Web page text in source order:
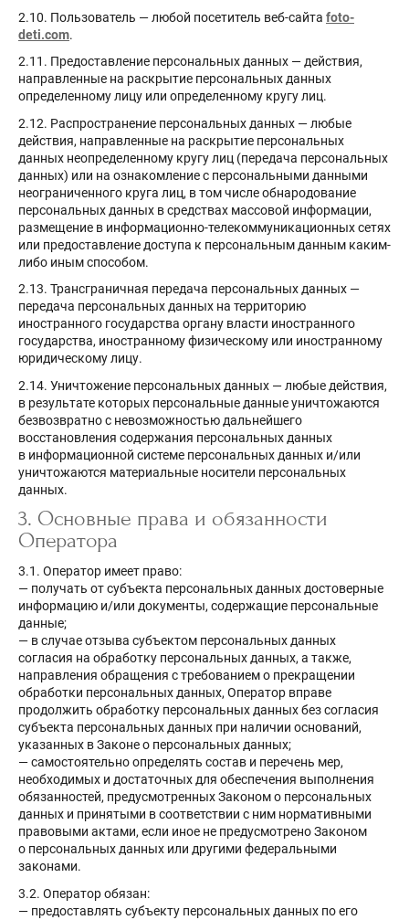
2.10. Пользователь — любой посетитель веб-сайта foto-
deti.com.
2.11. Предоставление персональных данных — действия,
направленные на раскрытие персональных данных
определенному лицу или определенному кругу лиц.
2.12. Распространение персональных данных — любые
действия, направленные на раскрытие персональных
данных неопределенному кругу лиц (передача персональных
данных) или на ознакомление с персональными данными
неограниченного круга лиц, в том числе обнародование
персональных данных в средствах массовой информации,
размещение в информационно-телекоммуникационных сетях
или предоставление доступа к персональным данным каким-
либо иным способом.
2.13. Трансграничная передача персональных данных —
передача персональных данных на территорию
иностранного государства органу власти иностранного
государства, иностранному физическому или иностранному
юридическому лицу.
2.14. Уничтожение персональных данных — любые действия,
в результате которых персональные данные уничтожаются
безвозвратно с невозможностью дальнейшего
восстановления содержания персональных данных
в информационной системе персональных данных и/или
уничтожаются материальные носители персональных
данных.
3. Основные права и обязанности
Оператора
3.1. Оператор имеет право:
— получать от субъекта персональных данных достоверные
информацию и/или документы, содержащие персональные
данные;
— в случае отзыва субъектом персональных данных
согласия на обработку персональных данных, а также,
направления обращения с требованием о прекращении
обработки персональных данных, Оператор вправе
продолжить обработку персональных данных без согласия
субъекта персональных данных при наличии оснований,
указанных в Законе о персональных данных;
— самостоятельно определять состав и перечень мер,
необходимых и достаточных для обеспечения выполнения
обязанностей, предусмотренных Законом о персональных
данных и принятыми в соответствии с ним нормативными
правовыми актами, если иное не предусмотрено Законом
о персональных данных или другими федеральными
законами.
3.2. Оператор обязан:
— предоставлять субъекту персональных данных по его